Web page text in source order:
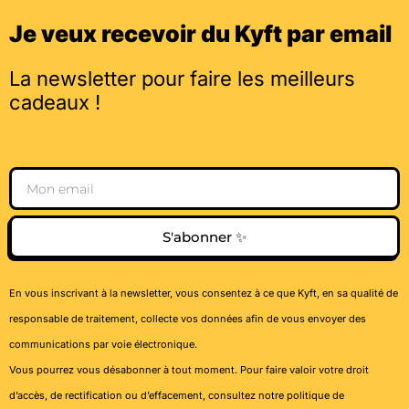
Je veux recevoir du Kyft par email
La newsletter pour faire les meilleurs
cadeaux !
Email
S'abonner ✨
En vous inscrivant à la newsletter, vous consentez à ce que Kyft, en sa qualité de
responsable de traitement, collecte vos données afin de vous envoyer des
communications par voie électronique.
Vous pourrez vous désabonner à tout moment. Pour faire valoir votre droit
d’accès, de rectification ou d’effacement, consultez notre politique de